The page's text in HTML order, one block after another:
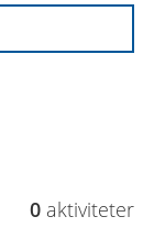
0 aktiviteter